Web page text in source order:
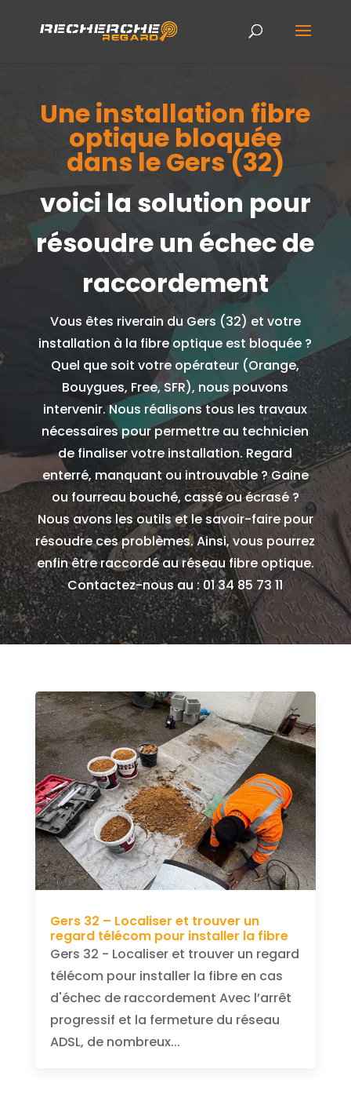
Une installation fibre
optique bloquée
dans le Gers (32)
voici la solution pour
résoudre un échec de
raccordement
Vous êtes riverain du Gers (32) et votre
installation à la fibre optique est bloquée ?
Quel que soit votre opérateur (Orange,
Bouygues, Free, SFR), nous pouvons
intervenir. Nous réalisons tous les travaux
nécessaires pour permettre au technicien
de finaliser votre installation. Regard
enterré, manquant ou introuvable ? Gaine
ou fourreau bouché, cassé ou écrasé ?
Nous avons les outils et le savoir-faire pour
résoudre ces problèmes. Ainsi, vous pourrez
enfin être raccordé au réseau fibre optique.
Contactez-nous au : 01 34 85 73 11
Gers 32 – Localiser et trouver un
regard télécom pour installer la fibre
Gers 32 - Localiser et trouver un regard
télécom pour installer la fibre en cas
d'échec de raccordement Avec l’arrêt
progressif et la fermeture du réseau
ADSL, de nombreux...